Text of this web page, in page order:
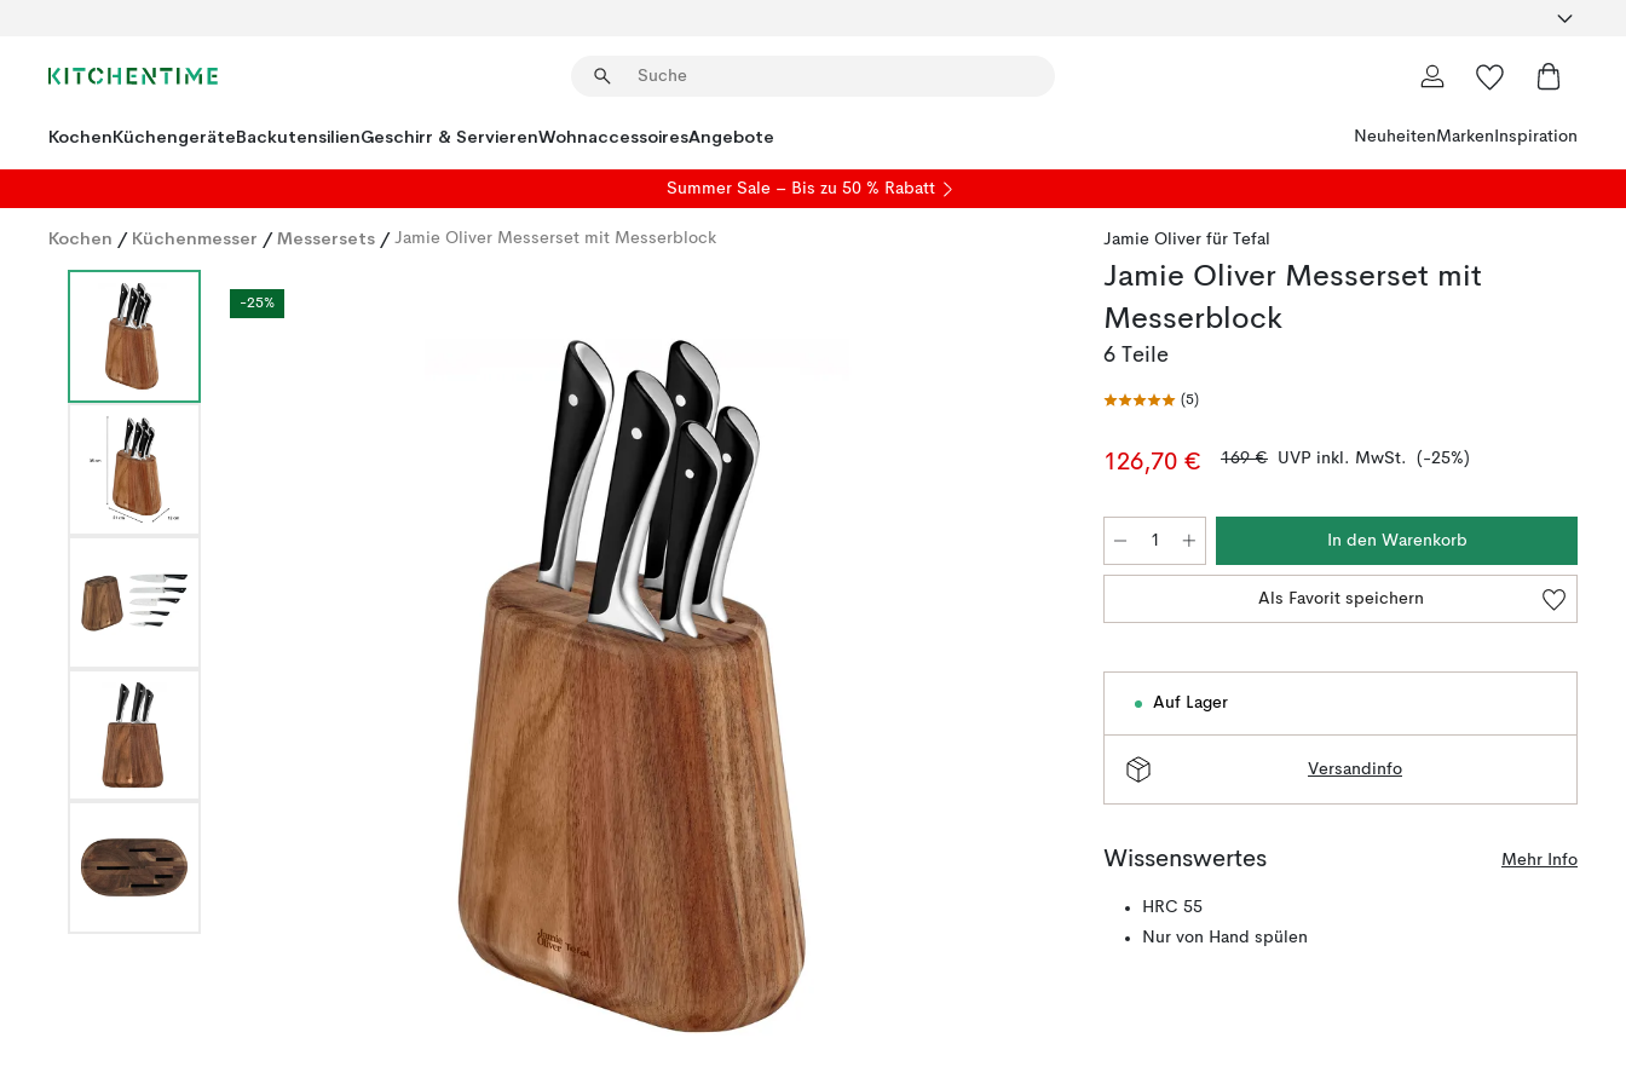
KochenKüchengeräteBackutensilienGeschirr & ServierenWohnaccessoiresAngebote NeuheitenMarken Inspiration
Summer Sale – Bis zu 50 % Rabatt
Kochen / Küchenmesser / Messersets / Jamie Oliver Messerset mit Messerblock
-25%
Jamie Oliver für Tefal
Jamie Oliver Messerset mit
Messerblock
6 Teile
(5)
126,70 € 169 € UVP inkl. MwSt. (-25%)
In den Warenkorb
Als Favorit speichern
Auf Lager
Versandinfo
Wissenswertes Mehr Info
HRC 55
Nur von Hand spülen